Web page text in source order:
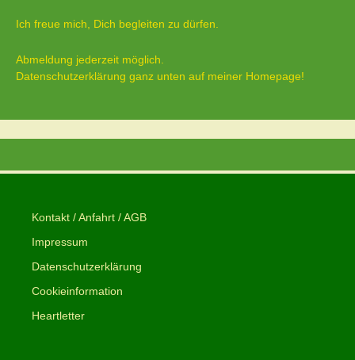
Ich freue mich, Dich begleiten zu dürfen.
Abmeldung jederzeit möglich.
Datenschutzerklärung ganz unten auf meiner Homepage!
Kontakt / Anfahrt / AGB
Impressum
Datenschutzerklärung
Cookieinformation
Heartletter